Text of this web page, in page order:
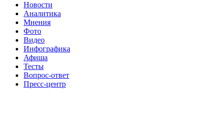
Новости
Аналитика
Мнения
Фото
Видео
Инфографика
Афиша
Тесты
Вопрос-ответ
Пресс-центр